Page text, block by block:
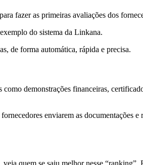
para fazer as primeiras avaliações dos
do sistema da Linkana.
de forma automática, rápida e precisa.
demonstrações financeiras,
enviarem as documentações
quem se saiu melhor nesse